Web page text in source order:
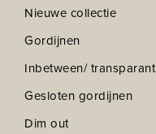
Nieuwe collectie
Gordijnen
Inbetween/ transparant
Gesloten gordijnen
Dim out